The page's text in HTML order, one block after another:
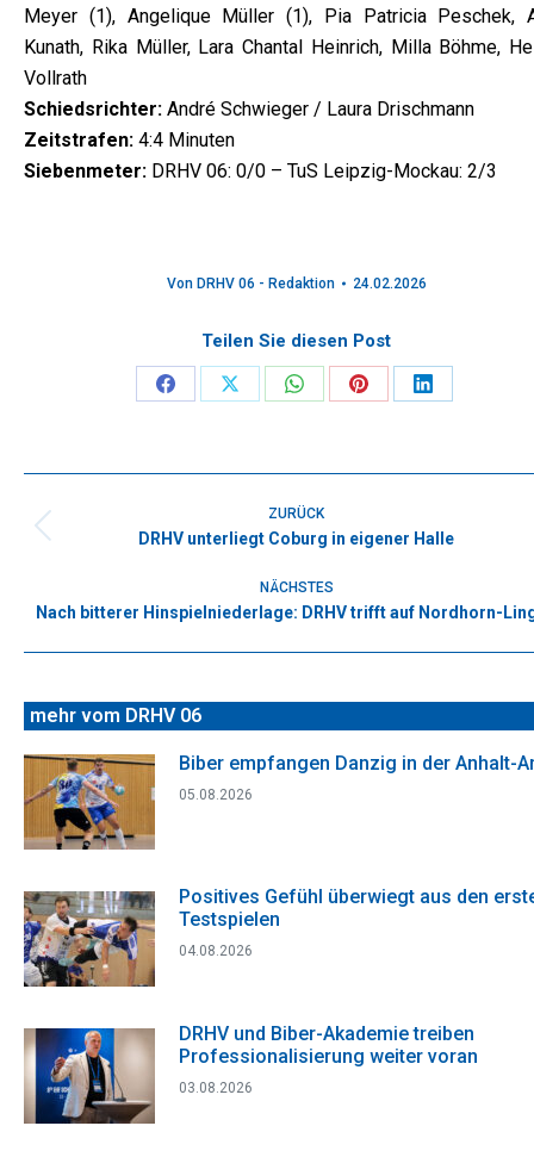
Meyer (1), Angelique Müller (1), Pia Patricia Peschek,
Kunath, Rika Müller, Lara Chantal Heinrich, Milla Böhme,
Vollrath
Schiedsrichter: André Schwieger / Laura Drischmann
Zeitstrafen: 4:4 Minuten
Siebenmeter: DRHV 06: 0/0 – TuS Leipzig-Mockau: 2/3
Von DRHV 06 - Redaktion 24.02.2026
Teilen Sie diesen Post
Share
Facebook
Share
X
Share
WhatsApp
Share
Pinterest
Share
LinkedIn
ZURÜCK
Vorheriger
DRHV unterliegt Coburg in eigener Halle
NÄCHSTES
Nächster
Nach bitterer Hinspielniederlage: DRHV trifft auf Nordhorn-
mehr vom DRHV 06
Biber empfangen Danzig in der Anhalt-
05.08.2026
Positives Gefühl überwiegt aus den
Testspielen
04.08.2026
DRHV und Biber-Akademie treiben
Professionalisierung weiter voran
03.08.2026